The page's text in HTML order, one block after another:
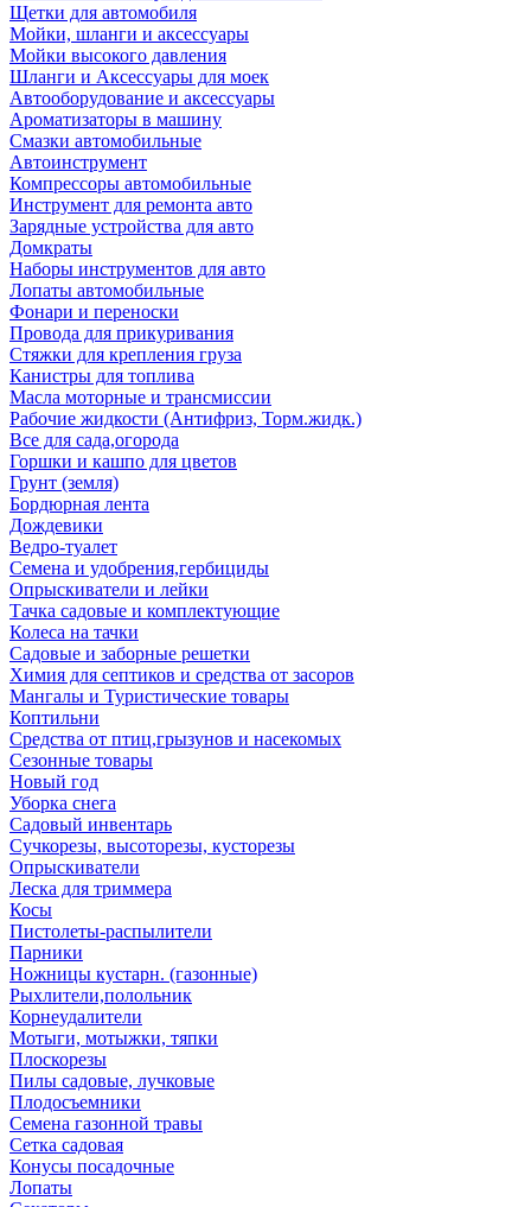
Щетки для автомобиля
Мойки, шланги и аксессуары
Мойки высокого давления
Шланги и Аксессуары для моек
Автооборудование и аксессуары
Ароматизаторы в машину
Смазки автомобильные
Автоинструмент
Компрессоры автомобильные
Инструмент для ремонта авто
Зарядные устройства для авто
Домкраты
Наборы инструментов для авто
Лопаты автомобильные
Фонари и переноски
Провода для прикуривания
Стяжки для крепления груза
Канистры для топлива
Масла моторные и трансмиссии
Рабочие жидкости (Антифриз, Торм.жидк.)
Все для сада,огорода
Горшки и кашпо для цветов
Грунт (земля)
Бордюрная лента
Дождевики
Ведро-туалет
Семена и удобрения,гербициды
Опрыскиватели и лейки
Тачка садовые и комплектующие
Колеса на тачки
Садовые и заборные решетки
Химия для септиков и средства от засоров
Мангалы и Туристические товары
Коптильни
Средства от птиц,грызунов и насекомых
Сезонные товары
Новый год
Уборка снега
Садовый инвентарь
Сучкорезы, высоторезы, кусторезы
Опрыскиватели
Леска для триммера
Косы
Пистолеты-распылители
Парники
Ножницы кустарн. (газонные)
Рыхлители,полольник
Корнеудалители
Мотыги, мотыжки, тяпки
Плоскорезы
Пилы садовые, лучковые
Плодосъемники
Семена газонной травы
Сетка садовая
Конусы посадочные
Лопаты